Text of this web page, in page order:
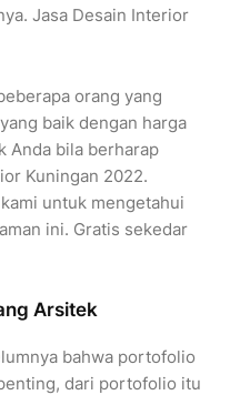
Jasa Desain Interior
orang yang
baik dengan harga
Anda bila berharap
Kuningan 2022.
untuk mengetahui
ini. Gratis sekedar
Arsitek
bahwa portofolio
dari portofolio itu